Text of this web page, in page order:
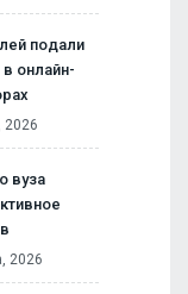
подали
в онлайн-
2026
вуза
2026